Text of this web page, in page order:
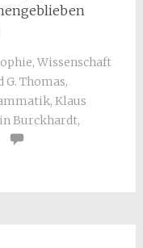
, Wissenschaft
G. Thomas,
, Klaus
Burckhardt,